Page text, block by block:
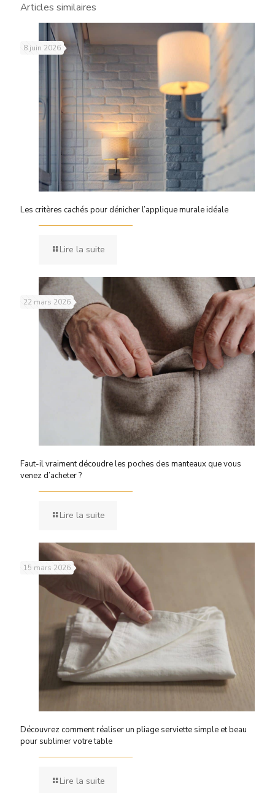
Articles similaires
8 juin 2026
Les critères cachés pour dénicher l’applique murale idéale
Lire la suite
22 mars 2026
Faut-il vraiment découdre les poches des manteaux que vous
venez d’acheter ?
Lire la suite
15 mars 2026
Découvrez comment réaliser un pliage serviette simple et beau
pour sublimer votre table
Lire la suite